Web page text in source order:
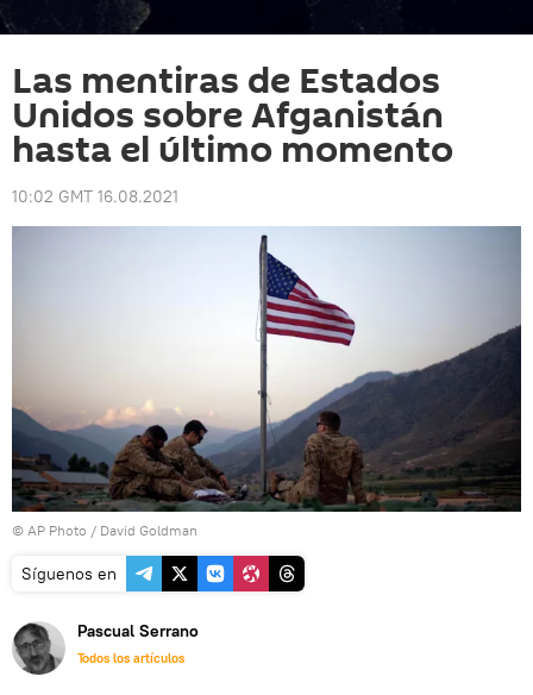
Las mentiras de Estados
Unidos sobre Afganistán
hasta el último momento
10:02 GMT 16.08.2021
© AP Photo / David Goldman
Síguenos en
Pascual Serrano
Todos los artículos